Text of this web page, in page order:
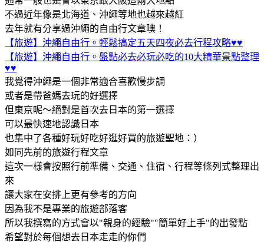
不過近年像是北海道、沖繩等地也越來越紅
去年就有分享過沖繩的自由行文章噢！
【旅遊】沖繩自由行。輕鬆搞定五天四夜必去行程攻略♥♥
【旅遊】沖繩自由行。盤點必去必玩必吃的10大精華景點整理
♥♥
我覺得沖繩是一個非常適合喜歡慢步調
或者是帶爸媽去玩的好選擇
但東京呢～絕對是首次去日本的第一選擇
可以最快速地認識日本
也集中了各種好玩好吃好逛好買的旅遊聖地：）
如同先前的旅遊行程文章
這次一樣會按照行前準備、交通、住宿、行程等條列式整理出
來
讓大家在安排上更有參考的方向
因為我不是專業的旅遊部落客
所以我撰寫的方式會以"親身的經驗""簡單好上手"的出發點
希望對於每個想去日本走走的你們